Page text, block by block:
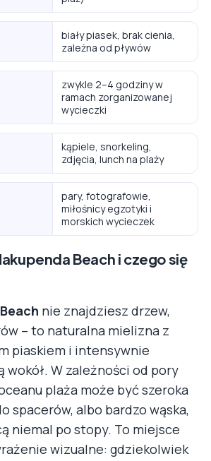
biały piasek, brak cienia,
zależna od pływów
zwykle 2–4 godziny w
ramach zorganizowanej
wycieczki
kąpiele, snorkeling,
zdjęcia, lunch na plaży
pary, fotografowie,
miłośnicy egzotyki i
morskich wycieczek
Beach i czego się
nie znajdziesz drzew,
– to naturalna mielizna z
piaskiem i intensywnie
wokół. W zależności od pory
plaża może być szeroka
spacerów, albo bardzo wąska,
niemal po stopy. To miejsce
wizualne: gdziekolwiek